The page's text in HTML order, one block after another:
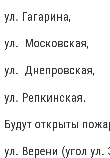
ул. Гагарина,
ул. Московская,
ул. Днепровская,
ул. Репкинская.
Будут открыты
ул. Верени (угол ул.